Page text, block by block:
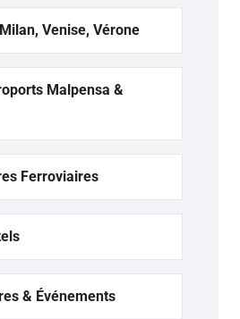
Venise, Vérone
Malpensa &
Ferroviaires
& Événements